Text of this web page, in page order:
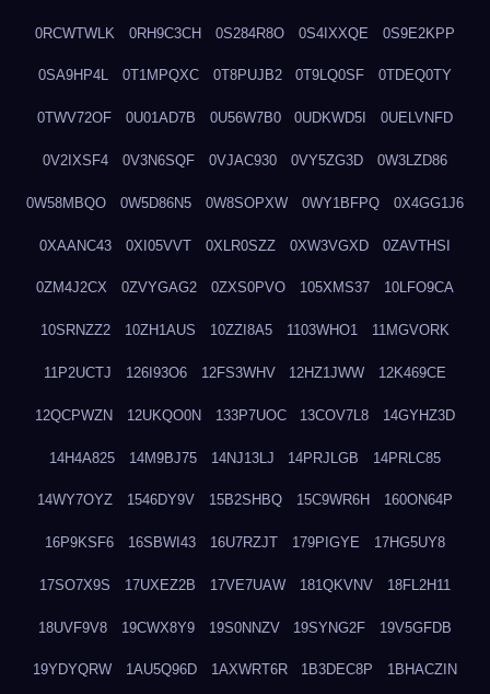
0RCWTWLK 0RH9C3CH 0S284R8O 0S4IXXQE 0S9E2KPP
0SA9HP4L 0T1MPQXC 0T8PUJB2 0T9LQ0SF 0TDEQ0TY
0TWV72OF 0U01AD7B 0U56W7B0 0UDKWD5I 0UELVNFD
0V2IXSF4 0V3N6SQF 0VJAC930 0VY5ZG3D 0W3LZD86
0W58MBQO 0W5D86N5 0W8SOPXW 0WY1BFPQ 0X4GG1J6
0XAANC43 0XI05VVT 0XLR0SZZ 0XW3VGXD 0ZAVTHSI
0ZM4J2CX 0ZVYGAG2 0ZXS0PVO 105XMS37 10LFO9CA
10SRNZZ2 10ZH1AUS 10ZZI8A5 1103WHO1 11MGVORK
11P2UCTJ 126I93O6 12FS3WHV 12HZ1JWW 12K469CE
12QCPWZN 12UKQO0N 133P7UOC 13COV7L8 14GYHZ3D
14H4A825 14M9BJ75 14NJ13LJ 14PRJLGB 14PRLC85
14WY7OYZ 1546DY9V 15B2SHBQ 15C9WR6H 160ON64P
16P9KSF6 16SBWI43 16U7RZJT 179PIGYE 17HG5UY8
17SO7X9S 17UXEZ2B 17VE7UAW 181QKVNV 18FL2H11
18UVF9V8 19CWX8Y9 19S0NNZV 19SYNG2F 19V5GFDB
19YDYQRW 1AU5Q96D 1AXWRT6R 1B3DEC8P 1BHACZIN